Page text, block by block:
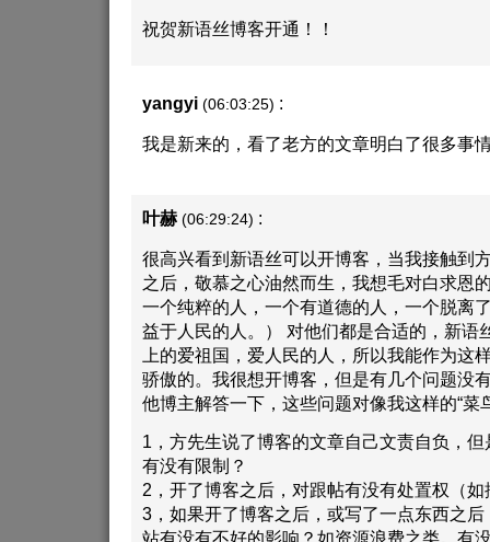
祝贺新语丝博客开通！！
yangyi (06:03:25) :
我是新来的，看了老方的文章明白了很多事
叶赫 (06:29:24) :
很高兴看到新语丝可以开博客，当我接触到
之后，敬慕之心油然而生，我想毛对白求恩
一个纯粹的人，一个有道德的人，一个脱离
益于人民的人。） 对他们都是合适的，新语
上的爱祖国，爱人民的人，所以我能作为这
骄傲的。我很想开博客，但是有几个问题没
他博主解答一下，这些问题对像我这样的“菜
1，方先生说了博客的文章自己文责自负，
有没有限制？
2，开了博客之后，对跟帖有没有处置权（
3，如果开了博客之后，或写了一点东西之
站有没有不好的影响？如资源浪费之类。有